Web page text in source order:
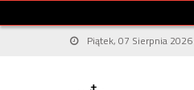
Piątek, 07 Sierpnia 2026